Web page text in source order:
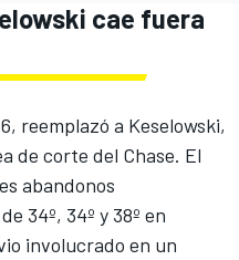
cae fuera
reemplazó a Keselowski,
de corte del Chase. El
abandonos
34º, 34º y 38º en
involucrado en un